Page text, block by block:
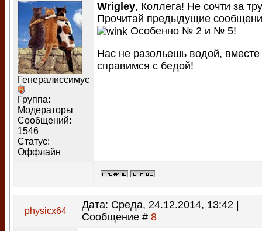
Генералиссимус
Группа:
Модераторы
Сообщений:
1546
Статус:
Оффлайн
Wrigley, Коллега! Не сочти за
Прочитай предыдущие
Особенно № 2 и № 5!
Нас не разольешь водой, вместе
справимся с бедой!
physicx64
Дата: Среда, 24.12.2014, 13:42 |
Сообщение # 8